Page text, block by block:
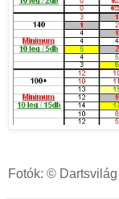
Fotók: © Dartsvilág